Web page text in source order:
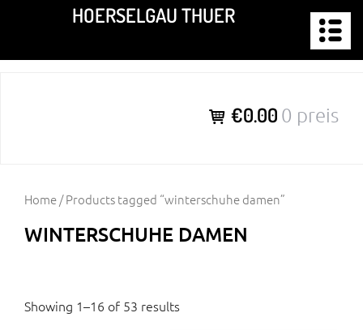
springen
HOERSELGAU THUER
€0.00 0 preis
Home/ Products tagged “winterschuhe damen”
WINTERSCHUHE DAMEN
Showing 1–16 of 53 results